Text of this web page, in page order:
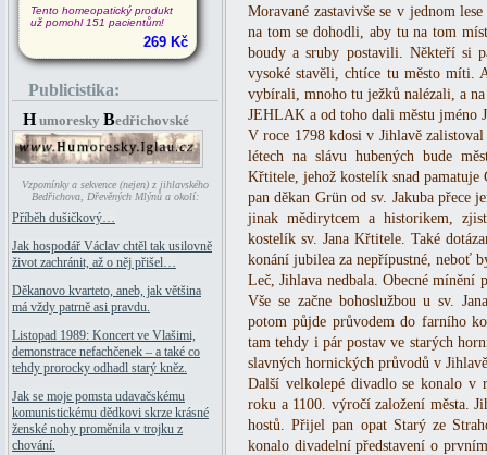
Tento homeopatický produkt
už pomohl 151 pacientům!
269 Kč
Publicistika:
H umoresky Bedřichovské
Vzpomínky a sekvence (nejen) z jihlavského
Bedřichova, Dřevěných Mlýnů a okolí:
Příběh dušičkový…
Jak hospodář Václav chtěl tak usilovně
život zachránit, až o něj přišel…
Děkanovo kvarteto, aneb, jak většina
má vždy patrně asi pravdu.
Listopad 1989: Koncert ve Vlašimi,
demonstrace nefachčenek – a také co
tehdy prorocky odhadl starý kněz.
Jak se moje pomsta udavačskému
komunistickému dědkovi skrze krásné
ženské nohy proměnila v trojku z
chování.
Moravané zastavivše se v jednom
na tom se dohodli, aby tu na tom
boudy a sruby postavili. Někteří si
vysoké stavěli, chtíce tu město míti.
vybírali, mnoho tu ježků nalézali, a
JEHLAK a od toho dali městu jméno
V roce 1798 kdosi v Jihlavě
létech na slávu hubených bude
Křtitele, jehož kostelík snad pamatuje
pan děkan Grün od sv. Jakuba přece
jinak mědirytcem a historikem,
kostelík sv. Jana Křtitele. Také
konání jubilea za nepřípustné, neboť
Leč, Jihlava nedbala. Obecné mínění
Vše se začne bohoslužbou u sv.
potom půjde průvodem do farního
tam tehdy i pár postav ve starých
slavných hornických průvodů v
Další velkolepé divadlo se konalo v
roku a 1100. výročí založení města.
hostů. Přijel pan opat Starý ze
konalo divadelní představení o